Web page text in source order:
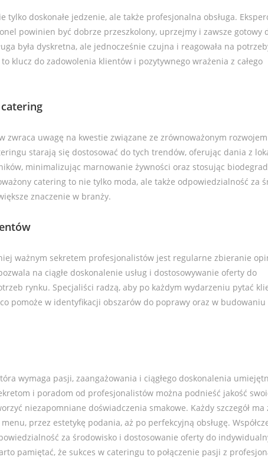
tylko doskonałe jedzenie, ale także profesjonalna obsługa.
powinien być dobrze przeszkolony, uprzejmy i zawsze gotowy
była dyskretna, ale jednocześnie czujna i reagowała na
to klucz do zadowolenia klientów i pozytywnego wrażenia z całego
zwraca uwagę na kwestie związane ze zrównoważonym
starają się dostosować do tych trendów, oferując dania z
minimalizując marnowanie żywności oraz stosując
catering to nie tylko moda, ale także odpowiedzialność za
znaczenie w branży.
ważnym sekretem profesjonalistów jest regularne zbieranie
na ciągłe doskonalenie usług i dostosowywanie oferty do
rynku. Specjaliści radzą, aby po każdym wydarzeniu pytać
pomoże w identyfikacji obszarów do poprawy oraz w budowaniu
wymaga pasji, zaangażowania i ciągłego doskonalenia
i poradom od profesjonalistów można podnieść jakość
niezapomniane doświadczenia smakowe. Każdy szczegół ma
przez estetykę podania, aż po perfekcyjną obsługę.
za środowisko i dostosowanie oferty do
pamiętać, że sukces w cateringu to połączenie pasji z